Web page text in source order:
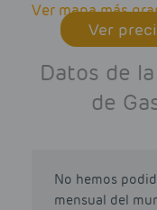
Ver mapa más
Ver
Datos de
de
No hemos
mensual del